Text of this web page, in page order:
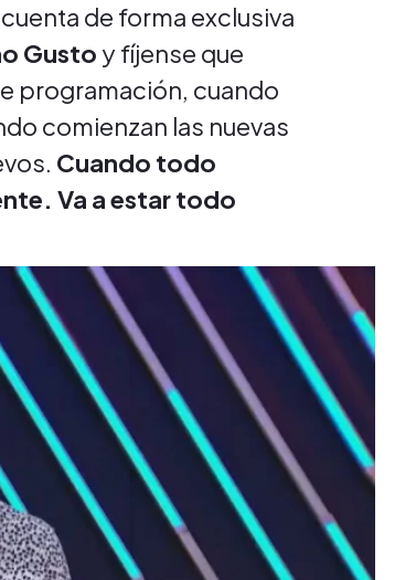
de forma exclusiva
Gusto y fíjense que
programación, cuando
comienzan las nuevas
Cuando todo
Va a estar todo